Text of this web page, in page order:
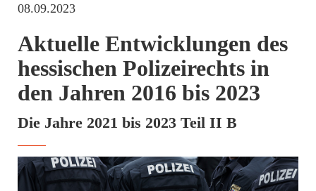
08.09.2023
Aktuelle Entwicklungen des
hessischen Polizeirechts in
den Jahren 2016 bis 2023
Die Jahre 2021 bis 2023 Teil II B